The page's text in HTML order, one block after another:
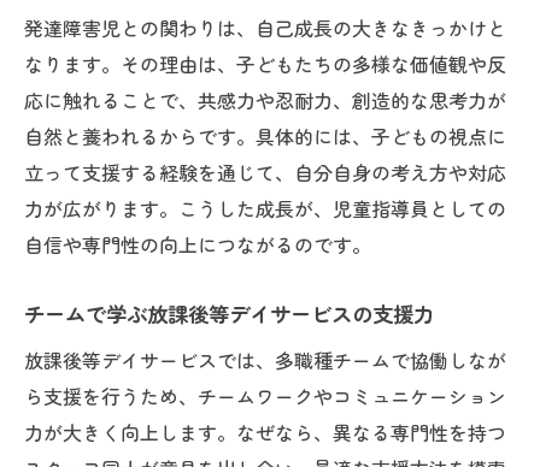
発達障害支援で広がる自分自身の可能性
発達障害支援が児童指導員にもたらす成長
機会
放課後等デイサービスで見つける新たな挑
戦
子どもと共に成長する喜びとやりがいの発
発達障害支援が広げる自己実現の可能性
児童指導員としてスキルアップできる理由
発達障害児との関わりは、自己成長の大きなきっかけと
なります。その理由は、子どもたちの多様な価値観や反
応に触れることで、共感力や忍耐力、創造的な思考力が
自然と養われるからです。具体的には、子どもの視点に
立って支援する経験を通じて、自分自身の考え方や対応
力が広がります。こうした成長が、児童指導員としての
自信や専門性の向上につながるのです。
チームで学ぶ放課後等デイサービスの支援力
放課後等デイサービスでは、多職種チームで協働しなが
ら支援を行うため、チームワークやコミュニケーション
力が大きく向上します。なぜなら、異なる専門性を持つ